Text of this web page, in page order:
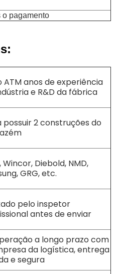
o pagamento
ATM anos de experiência
e R&D da fábrica
possuir 2 construções do
Wincor, Diebold, NMD,
GRG, etc.
pelo inspetor
antes de enviar
a longo prazo com
da logística, entrega
e segura